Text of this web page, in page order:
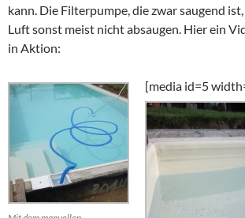
kann. Die Filterpumpe, die zwar saugend
Luft sonst meist nicht absaugen. Hier ein
in Aktion:
[media id=5